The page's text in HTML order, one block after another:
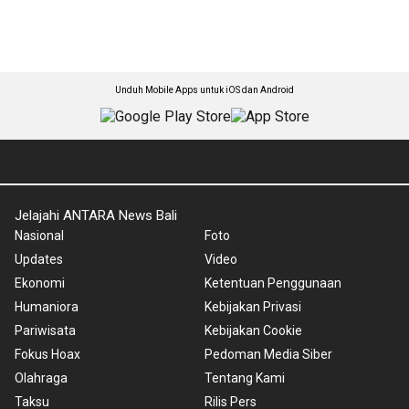
Unduh Mobile Apps untuk iOS dan Android
Jelajahi ANTARA News Bali
Nasional
Updates
Ekonomi
Humaniora
Pariwisata
Fokus Hoax
Olahraga
Taksu
Foto
Video
Ketentuan Penggunaan
Kebijakan Privasi
Kebijakan Cookie
Pedoman Media Siber
Tentang Kami
Rilis Pers